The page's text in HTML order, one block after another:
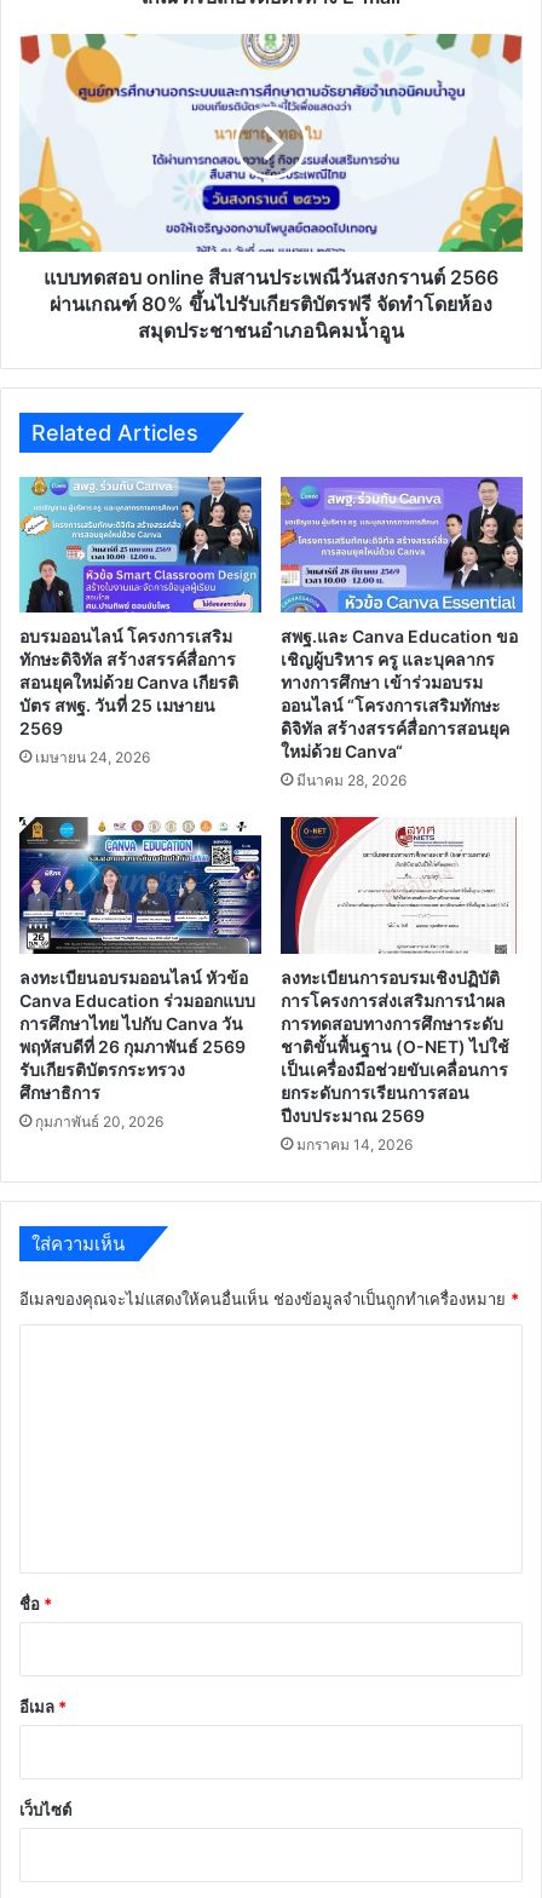
จัด
ทำ
2 ผ่าน
เกณฑ์
รับ
เกียรติ
บัตร
แบบ
ทดสอบ
ประเพณี
สงกรานต์
2566
ผ่าน
เกณฑ์
รับ
บัตร
ฟรี
จัด
ทำ
โดย
สมุด
ประชาชน
อำเภอ
นิคมน้ำอูน
แบบทดสอบ online สืบสานประเพณีวันสงกรานต์ 2566
ผ่านเกณฑ์ 80% ขึ้นไปรับเกียรติบัตรฟรี จัดทำโดยห้อง
สมุดประชาชนอำเภอนิคมน้ำอูน
Related Articles
อบรมออนไลน์ โครงการเสริม
ทักษะดิจิทัล สร้างสรรค์สื่อการ
สอนยุคใหม่ด้วย Canva เกียรติ
บัตร สพฐ. วันที่ 25 เมษายน
2569
เมษายน 24, 2026
สพฐ.และ Canva Education ขอ
เชิญผู้บริหาร ครู และบุคลากร
ทางการศึกษา เข้าร่วมอบรม
ออนไลน์ “โครงการเสริมทักษะ
ดิจิทัล สร้างสรรค์สื่อการสอนยุค
ใหม่ด้วย Canva“
มีนาคม 28, 2026
ลงทะเบียนอบรมออนไลน์ หัวข้อ
Canva Education ร่วมออกแบบ
การศึกษาไทย ไปกับ Canva วัน
พฤหัสบดีที่ 26 กุมภาพันธ์ 2569
รับเกียรติบัตรกระทรวง
ศึกษาธิการ
กุมภาพันธ์ 20, 2026
ลงทะเบียนการอบรมเชิงปฏิบัติ
การโครงการส่งเสริมการนำผล
การทดสอบทางการศึกษาระดับ
ชาติขั้นพื้นฐาน (O-NET) ไปใช้
เป็นเครื่องมือช่วยขับเคลื่อนการ
ยกระดับการเรียนการสอน
ปีงบประมาณ 2569
มกราคม 14, 2026
ใส่ความเห็น
อีเมลของคุณจะไม่แสดงให้คนอื่นเห็น ช่องข้อมูลจำเป็นถูกทำเครื่องหมาย *
*
ชื่อ *
อีเมล *
เว็บไซต์